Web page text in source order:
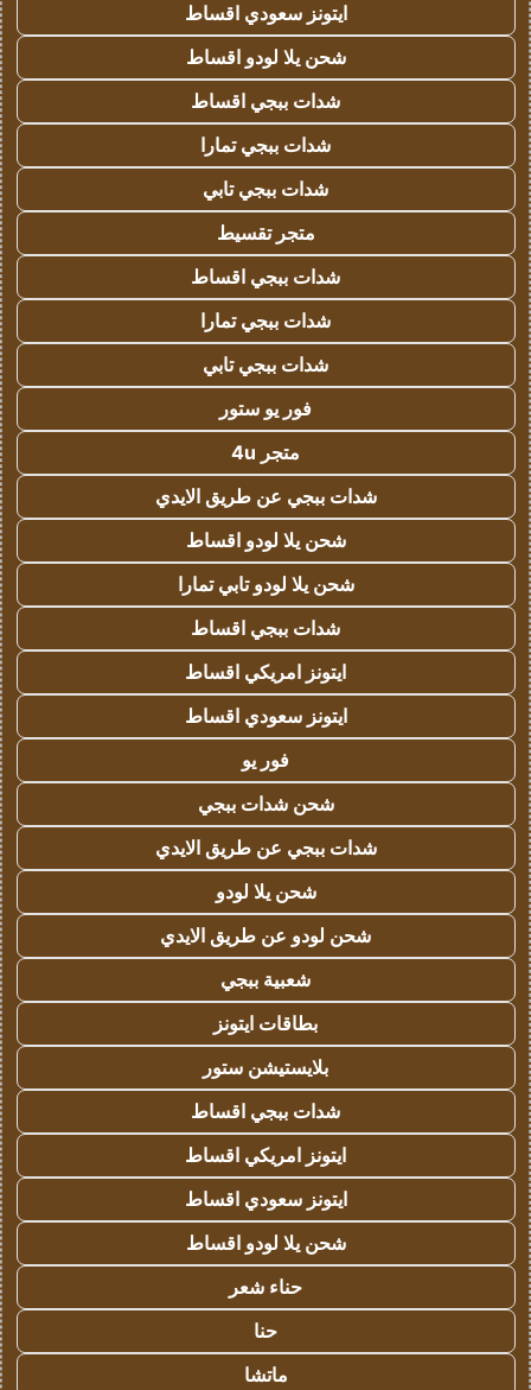
ايتونز سعودي اقساط
شحن يلا لودو اقساط
شدات ببجي اقساط
شدات ببجي تمارا
شدات ببجي تابي
متجر تقسيط
شدات ببجي اقساط
شدات ببجي تمارا
شدات ببجي تابي
فور يو ستور
متجر 4u
شدات ببجي عن طريق الايدي
شحن يلا لودو اقساط
شحن يلا لودو تابي تمارا
شدات ببجي اقساط
ايتونز امريكي اقساط
ايتونز سعودي اقساط
فور يو
شحن شدات ببجي
شدات ببجي عن طريق الايدي
شحن يلا لودو
شحن لودو عن طريق الايدي
شعبية ببجي
بطاقات ايتونز
بلايستيشن ستور
شدات ببجي اقساط
ايتونز امريكي اقساط
ايتونز سعودي اقساط
شحن يلا لودو اقساط
حناء شعر
حنا
ماتشا